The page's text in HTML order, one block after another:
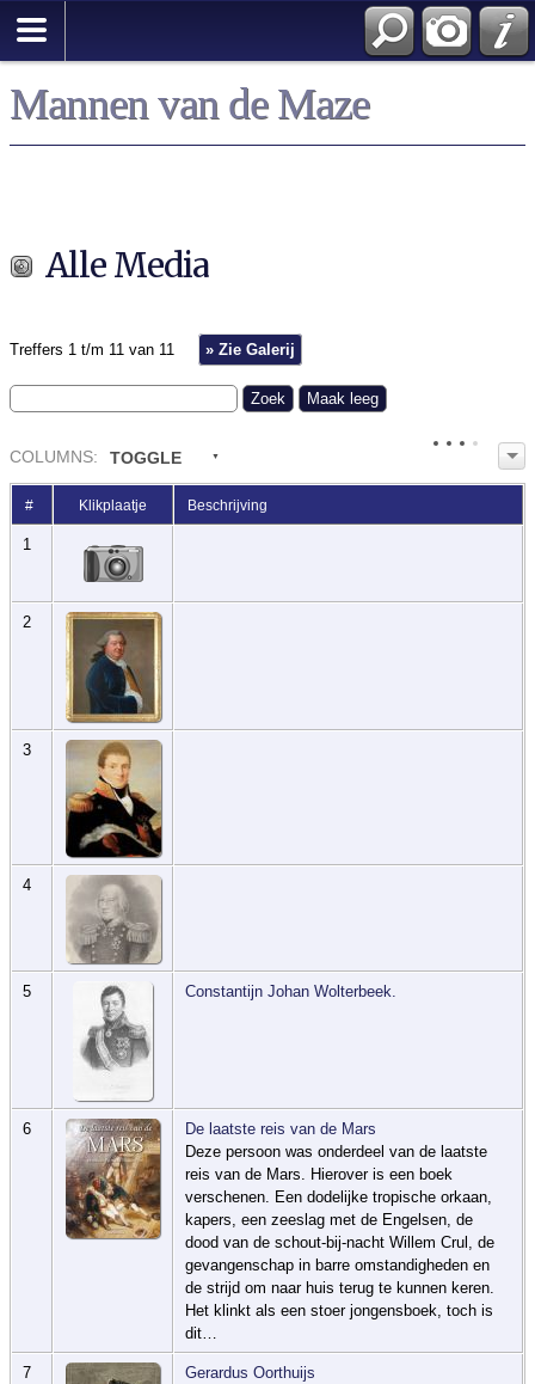
Mannen van de Maze
Alle Media
Treffers 1 t/m 11 van 11 » Zie Galerij
COLUMNS: TOGGLE
# Klikplaatje Beschrijving
1
2
3
4
5 Constantijn Johan Wolterbeek.
6
De laatste reis van de Mars
Deze persoon was onderdeel van de laatste
reis van de Mars. Hierover is een boek
verschenen. Een dodelijke tropische orkaan,
kapers, een zeeslag met de Engelsen, de
dood van de schout-bij-nacht Willem Crul, de
gevangenschap in barre omstandigheden en
de strijd om naar huis terug te kunnen keren.
Het klinkt als een stoer jongensboek, toch is
dit…
7 Gerardus Oorthuijs